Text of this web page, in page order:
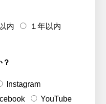
内
１年以内
Instagram
YouTube